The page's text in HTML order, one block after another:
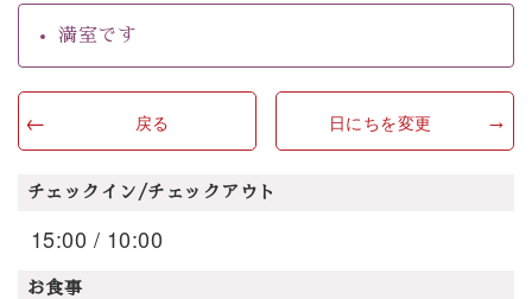
満室です
戻る 日にちを変更
チェックイン/チェックアウト
15:00 / 10:00
お食事